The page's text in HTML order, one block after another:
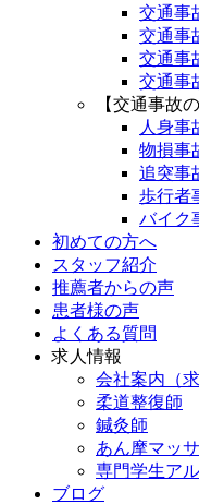
交通事
交通事
交通事
交通事
【交通事故
人身事
物損事
追突事
歩行者
バイク
初めての方へ
スタッフ紹介
推薦者からの声
患者様の声
よくある質問
求人情報
会社案内（求
柔道整復師
鍼灸師
あん摩マッ
専門学生ア
ブログ